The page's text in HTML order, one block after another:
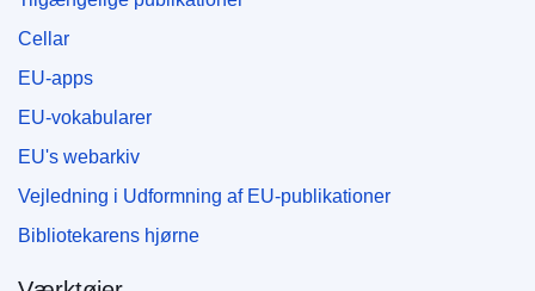
Cellar
EU-apps
EU-vokabularer
EU's webarkiv
Vejledning i Udformning af EU-publikationer
Bibliotekarens hjørne